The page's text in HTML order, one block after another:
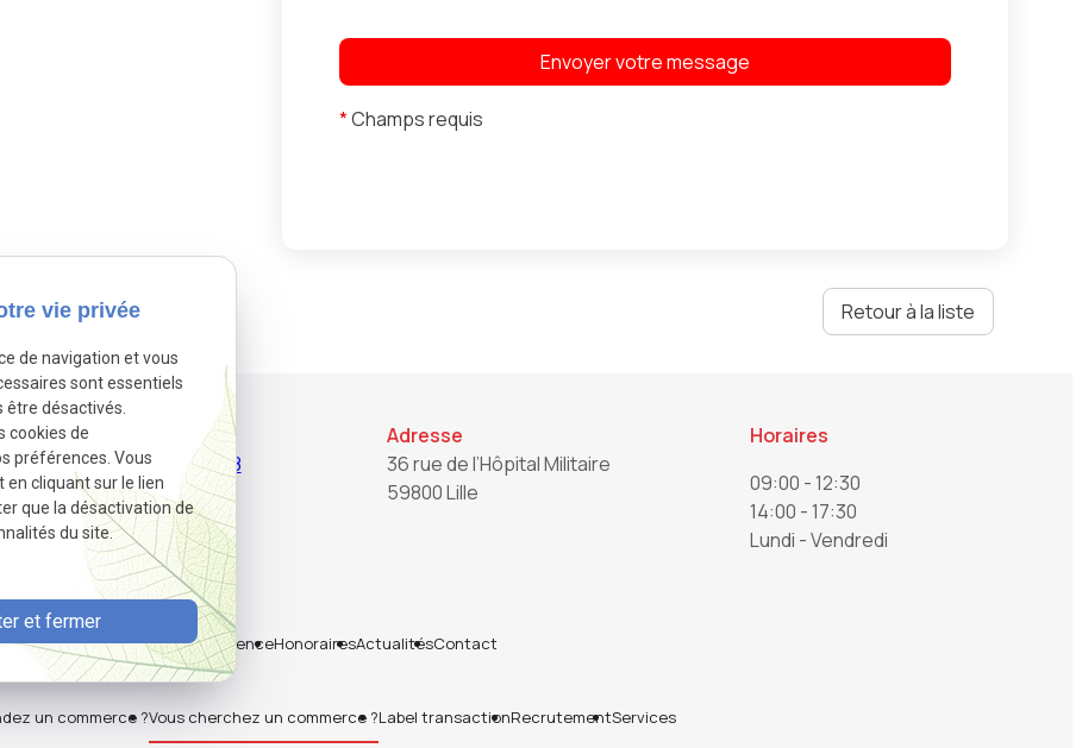
*Champs requis
Retour à la liste
Téléphone
03.20.22.82.28
Adresse
36 rue de l’Hôpital Militaire
59800 Lille
Horaires
09:00 - 12:30
14:00 - 17:30
Lundi - Vendredi
AccueilNotre agenceHonorairesActualitésContact
un commerce ?Vous cherchez un commerce ?Label transactionRecrutementServices
vie privée
de navigation et vous
sont essentiels
être désactivés.
cookies de
préférences. Vous
cliquant sur le lien
que la désactivation de
du site.
et fermer